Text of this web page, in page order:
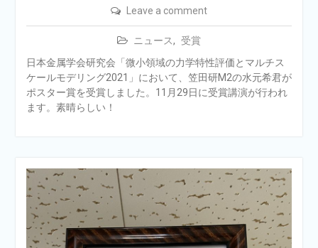
Leave a comment
ニュース,
受賞
日本金属学会研究会「微小領域の力学特性評価とマルチス
ケールモデリング2021」において、笠田研M2の水元希君が
ポスター賞を受賞しました。11月29日に受賞講演が行われ
ます。素晴らしい！